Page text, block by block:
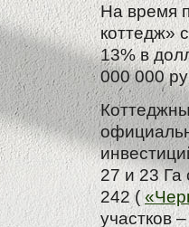
На время
коттедж»
13% в
000 000
27 и 23 Га
242 (
участков